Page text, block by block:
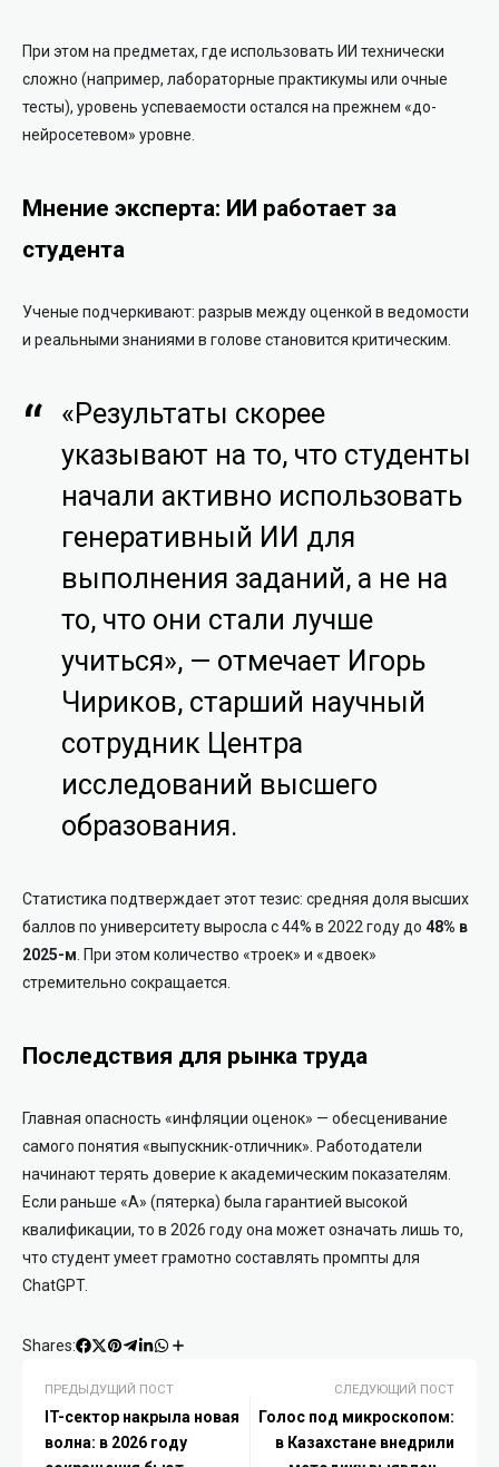
При этом на предметах, где использовать ИИ технически
сложно (например, лабораторные практикумы или очные
тесты), уровень успеваемости остался на прежнем «до-
нейросетевом» уровне.
Мнение эксперта: ИИ работает за
студента
Ученые подчеркивают: разрыв между оценкой в ведомости
и реальными знаниями в голове становится критическим.
«Результаты скорее
указывают на то, что студенты
начали активно использовать
генеративный ИИ для
выполнения заданий, а не на
то, что они стали лучше
учиться», — отмечает Игорь
Чириков, старший научный
сотрудник Центра
исследований высшего
образования.
Статистика подтверждает этот тезис: средняя доля высших
баллов по университету выросла с 44% в 2022 году до 48% в
2025-м . При этом количество «троек» и «двоек»
стремительно сокращается.
Последствия для рынка труда
Главная опасность «инфляции оценок» — обесценивание
самого понятия «выпускник-отличник». Работодатели
начинают терять доверие к академическим показателям.
Если раньше «А» (пятерка) была гарантией высокой
квалификации, то в 2026 году она может означать лишь то,
что студент умеет грамотно составлять промпты для
ChatGPT.
Shares:
ПРЕДЫДУЩИЙ ПОСТ
IT-сектор накрыла новая
волна: в 2026 году
СЛЕДУЮЩИЙ ПОСТ
Голос под микроскопом:
в Казахстане внедрили